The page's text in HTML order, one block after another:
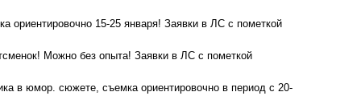
ориентировочно 15-25 января! Заявки в ЛС с пометкой
Можно без опыта! Заявки в ЛС с пометкой
в юмор. сюжете, съемка ориентировочно в период с 20-